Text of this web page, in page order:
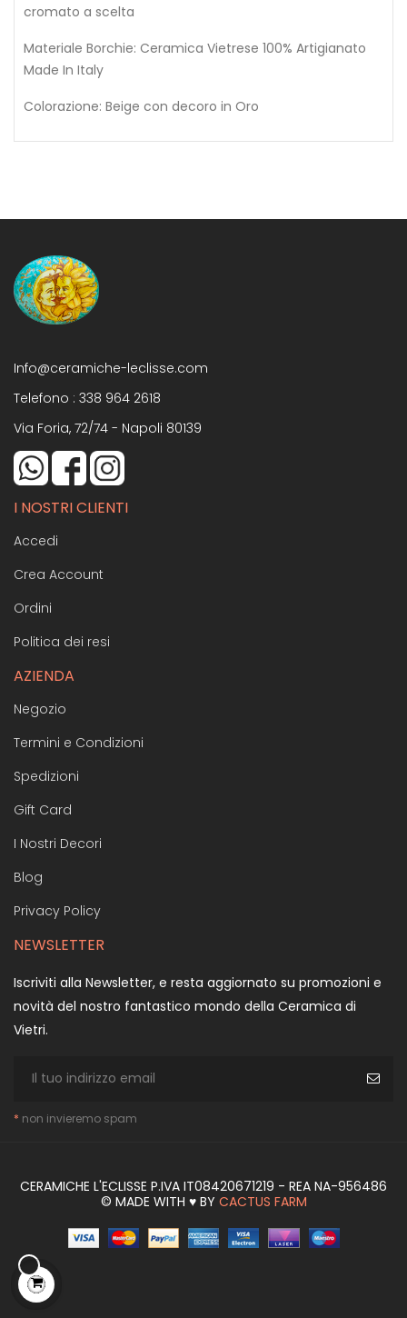
cromato a scelta
Materiale Borchie: Ceramica Vietrese 100% Artigianato
Made In Italy
Colorazione: Beige con decoro in Oro
Info@ceramiche-leclisse.com
Telefono : 338 964 2618
Via Foria, 72/74 - Napoli 80139
I NOSTRI CLIENTI
Accedi
Crea Account
Ordini
Politica dei resi
AZIENDA
Negozio
Termini e Condizioni
Spedizioni
Gift Card
I Nostri Decori
Blog
Privacy Policy
NEWSLETTER
Iscriviti alla Newsletter, e resta aggiornato su promozioni e
novità del nostro fantastico mondo della Ceramica di
Vietri.
* non invieremo spam
CERAMICHE L'ECLISSE P.IVA IT08420671219 - REA NA-956486
© MADE WITH ♥ BY CACTUS FARM